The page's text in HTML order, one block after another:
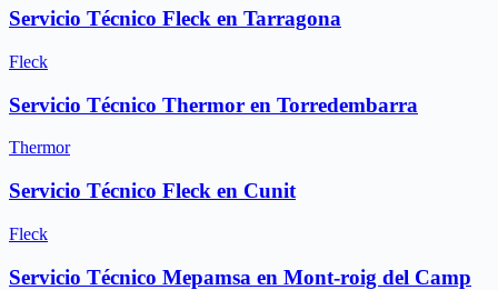
Servicio Técnico Fleck en Tarragona
Fleck
Servicio Técnico Thermor en Torredembarra
Thermor
Servicio Técnico Fleck en Cunit
Fleck
Servicio Técnico Mepamsa en Mont-roig del Camp